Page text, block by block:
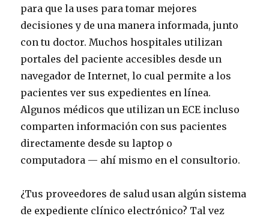
para que la uses para tomar mejores
decisiones y de una manera informada, junto
con tu doctor. Muchos hospitales utilizan
portales del paciente accesibles desde un
navegador de Internet, lo cual permite a los
pacientes ver sus expedientes en línea.
Algunos médicos que utilizan un ECE incluso
comparten información con sus pacientes
directamente desde su laptop o
computadora — ahí mismo en el consultorio.
¿Tus proveedores de salud usan algún sistema
de expediente clínico electrónico? Tal vez